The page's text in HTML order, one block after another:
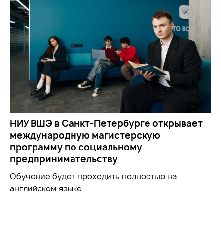
НИУ ВШЭ в Санкт-Петербурге открывает
международную магистерскую
программу по социальному
предпринимательству
Обучение будет проходить полностью на
английском языке